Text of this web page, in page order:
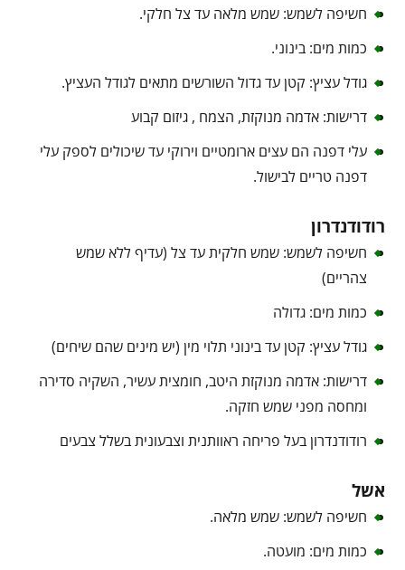
חשיפה לשמש: שמש מלאה עד צל חלקי.
כמות מים: בינוני.
גודל עציץ: קטן עד גדול השורשים מתאים לגודל העציץ.
דרישות: אדמה מנוקזת, הצמח , גיזום קבוע
עלי דפנה הם עצים ארומטיים וירוקי עד שיכולים לספק עלי
דפנה טריים לבישול.
רודודנדרון
חשיפה לשמש: שמש חלקית עד צל (עדיף ללא שמש
צהריים)
כמות מים: גדולה
גודל עציץ: קטן עד בינוני תלוי מין (יש מינים שהם שיחים)
דרישות: אדמה מנוקזת היטב, חומצית עשיר, השקיה סדירה
ומחסה מפני שמש חזקה.
רודודנדרון בעל פריחה ראוותנית וצבעונית בשלל צבעים
אשל
חשיפה לשמש: שמש מלאה.
כמות מים: מועטה.